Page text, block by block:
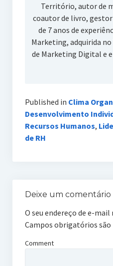
Território, autor de
coautor de livro, gestor
de 7 anos de
Marketing, adquirida
de Marketing Digital e
Published in Clima
Desenvolvimento
Recursos Humanos,
de RH
Deixe um comentário
O seu endereço de e-mail
Campos obrigatórios são
Comment